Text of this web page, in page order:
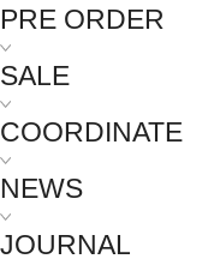
PRE ORDER
SALE
COORDINATE
NEWS
JOURNAL